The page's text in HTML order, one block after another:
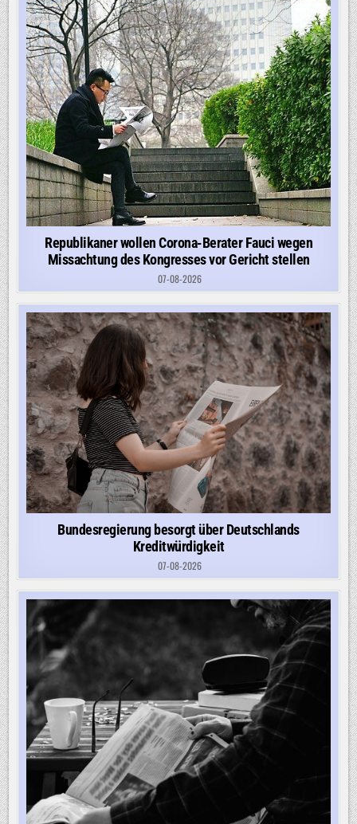
Republikaner wollen Corona-Berater Fauci wegen
Missachtung des Kongresses vor Gericht stellen
07-08-2026
Bundesregierung besorgt über Deutschlands
Kreditwürdigkeit
07-08-2026